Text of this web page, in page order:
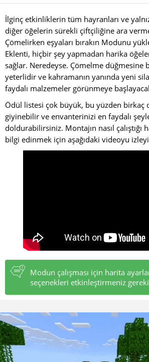
İlginç etkinliklerin tüm hayranları ve
diğer öğelerin sürekli çiftçiliğine ara
Çömelirken eşyaları bırakın Modunu
Eklenti, hiçbir şey yapmadan harika
sağlar. Neredeyse. Çömelme düğmesine
yeterlidir ve kahramanın yanında yeni
faydalı malzemeler görünmeye
Ödül listesi çok büyük, bu yüzden birkaç
giyinebilir ve envanterinizi en faydalı
doldurabilirsiniz. Montajın nasıl çalıştığı
bilgi edinmek için aşağıdaki videoyu
Modun çalışması için harita
seçenekleri etkinleştirmeniz